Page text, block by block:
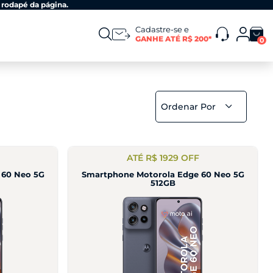
da página.
Cadastre-se e
GANHE ATÉ R$ 200* 0
Ordenar Por
Neo 5G
ATÉ R$ 1929 OFF
Smartphone Motorola Edge 60 Neo 5G
512GB